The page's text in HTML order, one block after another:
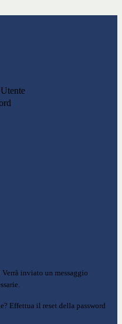
Verrà inviato un messaggio
Effettua il reset della password